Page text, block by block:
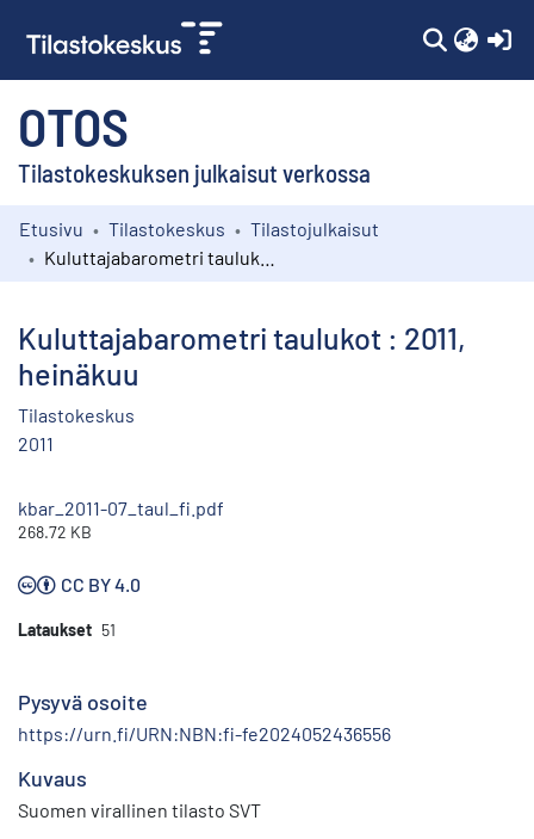
OTOS
Tilastokeskuksen julkaisut verkossa
Kokoelmat
Etusivu Tilastokeskus
Tilastojulkaisut
Kuluttajabarometri taulukot : 2011,
heinäkuu
Tilastokeskus
2011
kbar_2011-07_taul_fi.pdf
268.72 KB
CC BY 4.0
Lataukset 51
Pysyvä osoite
https://urn.fi/URN:NBN:fi-fe2024052436556
Kuvaus
Suomen virallinen tilasto SVT